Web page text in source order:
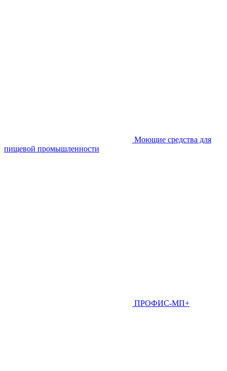
Моющие средства для
пищевой промышленности
ПРОФИС-МП+